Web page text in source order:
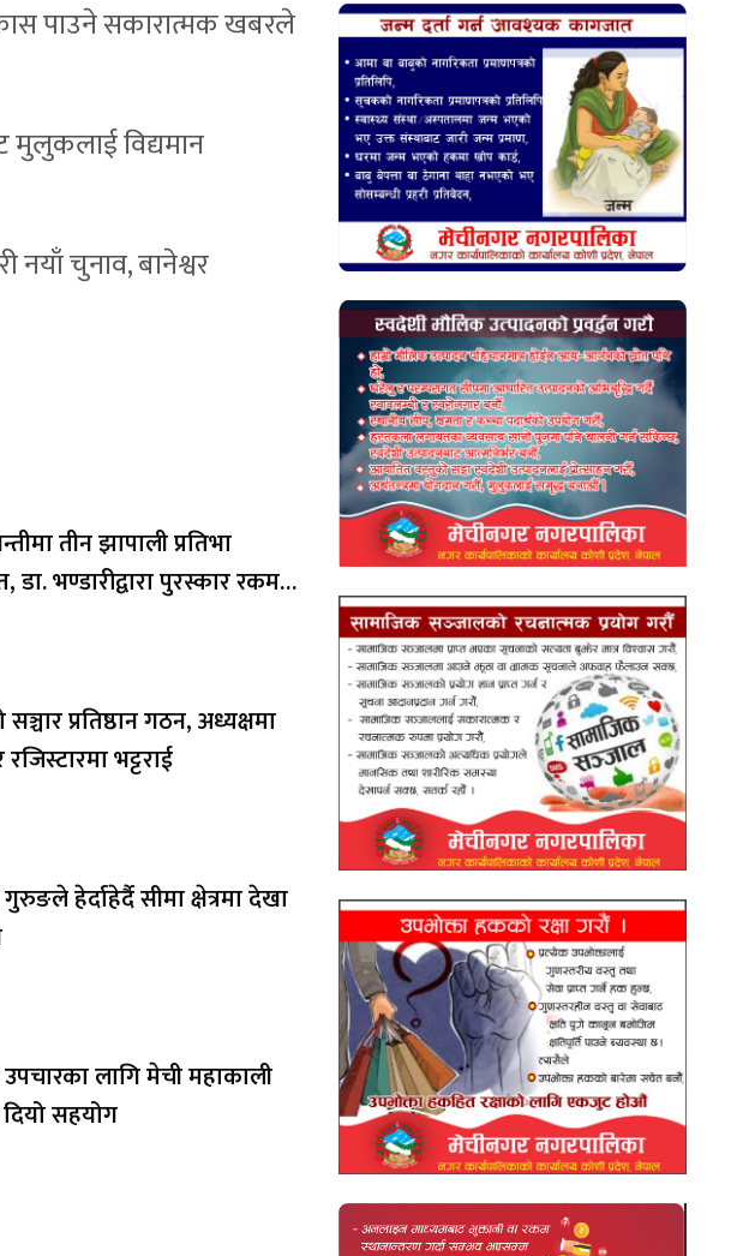
पाउने सकारात्मक खबरले
मुलुकलाई विद्यमान
चुनाव, बानेश्वर
तीन झापाली प्रतिभा
डा. भण्डारीद्वारा पुरस्कार रकम
प्रतिष्ठान गठन, अध्यक्षमा
भट्टराई
गुरुङले हेर्दाहेर्दै सीमा क्षेत्रमा देखा
लागि मेची महाकाली
सहयोग